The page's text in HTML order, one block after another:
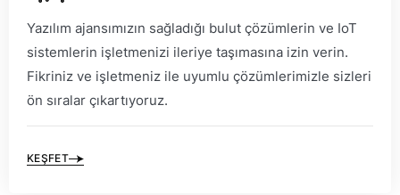
Yazılım ajansımızın sağladığı bulut çözümlerin ve IoT
sistemlerin işletmenizi ileriye taşımasına izin verin.
Fikriniz ve işletmeniz ile uyumlu çözümlerimizle sizleri
ön sıralar çıkartıyoruz.
KEŞFET